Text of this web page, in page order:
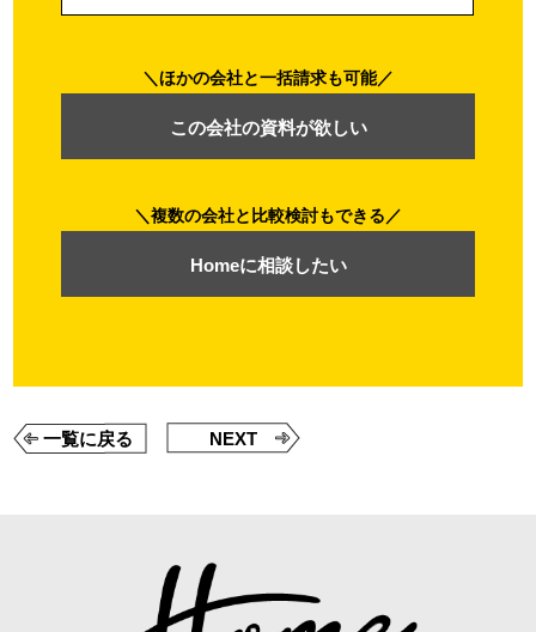
複数の会社と比較検討もできる
Homeに相談したい
ほかの会社と一括請求も可能
この会社の資料が欲しい
一覧に戻る NEXT